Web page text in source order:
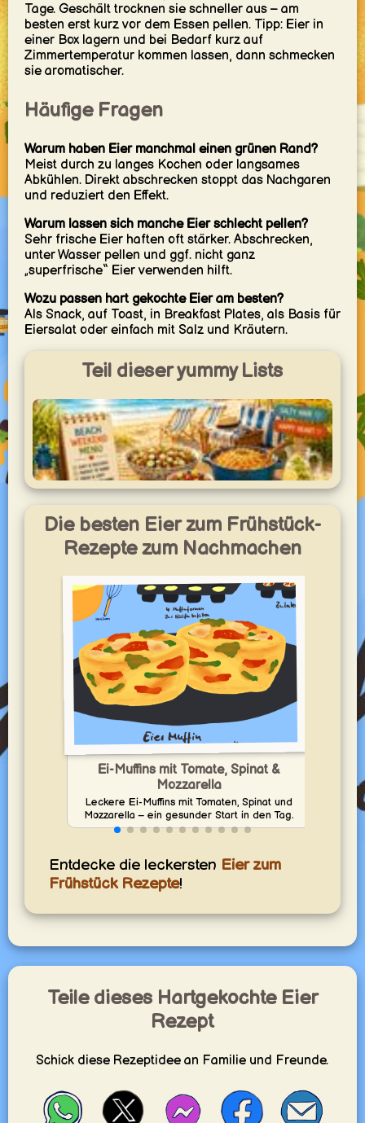
Tage. Geschält trocknen sie schneller aus – am
besten erst kurz vor dem Essen pellen. Tipp: Eier in
einer Box lagern und bei Bedarf kurz auf
Zimmertemperatur kommen lassen, dann schmecken
sie aromatischer.
Häufige Fragen
Warum haben Eier manchmal einen grünen Rand?
Meist durch zu langes Kochen oder langsames
Abkühlen. Direkt abschrecken stoppt das Nachgaren
und reduziert den Effekt.
Warum lassen sich manche Eier schlecht pellen?
Sehr frische Eier haften oft stärker. Abschrecken,
unter Wasser pellen und ggf. nicht ganz
„superfrische“ Eier verwenden hilft.
Wozu passen hart gekochte Eier am besten?
Als Snack, auf Toast, in Breakfast Plates, als Basis für
Eiersalat oder einfach mit Salz und Kräutern.
Teil dieser yummy Lists
Strandwochenende-Menü
mit Kindern – ideal bei wenig Küchenausstattung,
sonnigem Wetter, Waffeln, Snacks und stressfreien
Familiengerichten.
yummy.world
1
Die besten Eier zum Frühstück-
Rezepte zum Nachmachen
Ei-Muffins mit Tomate, Spinat &
Mozzarella
Leckere Ei-Muffins mit Tomaten, Spinat und
Mozzarella – ein gesunder Start in den Tag.
Entdecke die leckersten Eier zum
Frühstück Rezepte!
Teile dieses Hartgekochte Eier
Rezept
Schick diese Rezeptidee an Familie und Freunde.